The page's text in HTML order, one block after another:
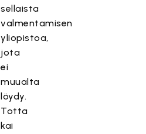
sellaista
valmentamisen
yliopistoa,
jota
ei
muualta
löydy.
Totta
kai